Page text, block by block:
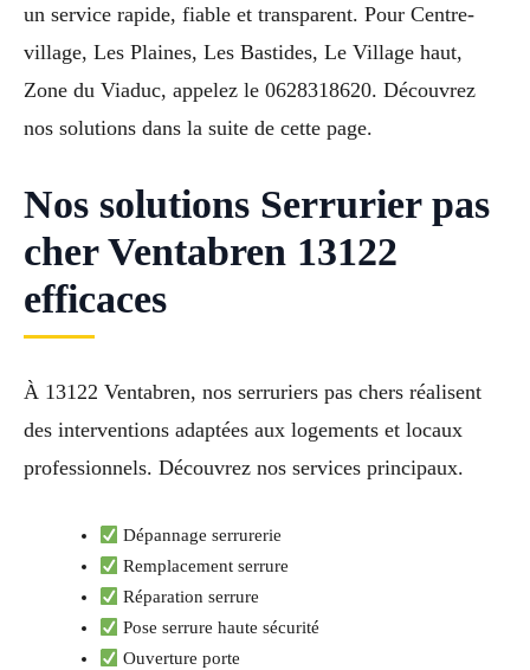
un service rapide, fiable et transparent. Pour Centre-
village, Les Plaines, Les Bastides, Le Village haut,
Zone du Viaduc, appelez le 0628318620. Découvrez
nos solutions dans la suite de cette page.
Nos solutions Serrurier pas
cher Ventabren 13122
efficaces
À 13122 Ventabren, nos serruriers pas chers réalisent
des interventions adaptées aux logements et locaux
professionnels. Découvrez nos services principaux.
Dépannage serrurerie
Remplacement serrure
Réparation serrure
Pose serrure haute sécurité
Ouverture porte